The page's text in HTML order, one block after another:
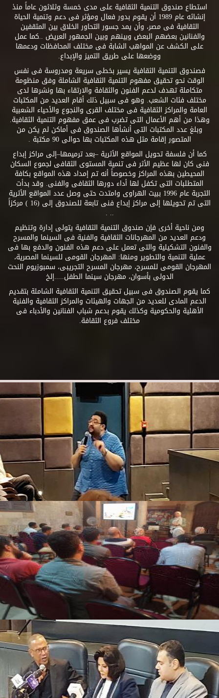
استطاع صندوق التنمية الثقافية على مدى خمسة وثلاثون عاماً منذ
إنشائه عام 1989 أن يقوم بدور فعال ومؤثر فى دعم وتنمية الحياة
الثقافية فى مصر، وأن يمد جسور التحاور الخلاق بين المثقفين
والفنانين بعضهم البعض وبينهم وبين الجمهور العريض ..كما عمل
على الكشف عن المواهب الشابة فى مختلف المحافظات ودعمها
ووضعها على طريق التميز والإبداع.
فصندوق التنمية الثقافية يسير بخطى سريعة ومدروسة فى نفس
الوقت نحو تحقيق مفهوم التنمية الثقافية الشاملة وفق منظومة
متكاملة تهدف لدعم الفنون والثقافة والارتقاء بها ونشرها لدى
مختلف فئات الشعب. وهو فى سبيل ذلك أقام العديد من المكتبات
العامة والمراكز الثقافية فى مختلف القرى والنجوع والأحياء الشعبية
وهذا من أهم الأعمال التى تضرب فى عمق مفهوم التنمية الثقافية.
وبلغ عدد المكتبات التى أنشأها الصندوق فى أماكن لم يكن من
المتصور إقامة مثل هذه المكتبات بها حوالى 90 مكتبة .
كما أن فلسفة تحويل المواقع الأثرية –بعد ترميمها–إلى مراكز إبداع
فنى كان لها عظيم الأثر فى تنمية المستوى الثقافى لجموع السكان
المحيطين بهذه المراكز وخصوصاً أنه تم إمداد هذه المواقع بكافة
المتطلبات التى تكفل لها أداء دورها الثقافى والفنى. وقد بدأت
التجربة عام 1996 ببيت الهراوى وامتدت حتى وصل عدد المواقع الأثرية
التى تم تحويلها إلى مراكز إبداع فنى تابعة للصندوق إلى (16 ) مركزاً
.. .
ومن ناحية أخرى فإن صندوق التنمية الثقافية يتولى إدارة وتنظيم
ودعم العديد من المهرجانات الثقافية والفنية فى السينما والمسرح
والفنون التشكيلية والتى تعمل على دعم هذه الفنون والدفع بها فى
عملية التنمية والتطوير ومنها: المهرجان القومى للسينما المصرية،
المهرجان القومى للمسرح، مهرجان المسرح التجريبى، سمبوزيوم النحت
الدولى بأسوان، مهرجان سينما الطفل.....إلخ
كما يقوم الصندوق فى سبيل تحقيق التنمية الثقافية الشاملة بتقديم
الدعم المادى للعديد من الجهات والهيئات والمراكز الثقافية والفنية
الأهلية والحكومية وكذلك يقوم بدعم شباب الفنانين والأدباء فى
مختلف فروع الثقافة.